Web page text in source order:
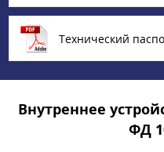
Технический
Внутреннее
ФД